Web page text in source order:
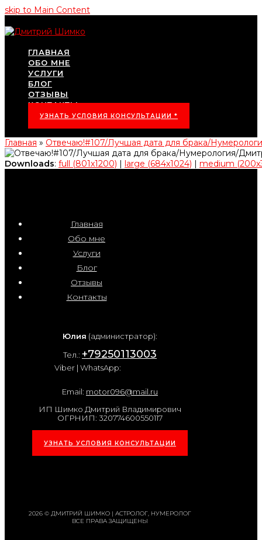
skip to Main Content
ГЛАВНАЯ
ОБО МНЕ
УСЛУГИ
БЛОГ
ОТЗЫВЫ
КОНТАКТЫ
УЗНАТЬ УСЛОВИЯ КОНСУЛЬТАЦИИ *
Главная » Отвечаю!#107/Лучшая дата для брака/
Downloads: full (801x1200) | large (684x1024) | medium
Главная
Обо мне
Услуги
Блог
Отзывы
Контакты
Юлия (администратор):
Тел.: +79250113003
Viber | WhatsApp:
Email: motor096@mail.ru
ИП Шимко Дмитрий Владимирович
ОГРНИП: 320774600550117
УЗНАТЬ УСЛОВИЯ КОНСУЛЬТАЦИИ
2026 © ДМИТРИЙ ШИМКО | АСТРОЛОГ, НУМЕРОЛОГ
ВСЕ ПРАВА ЗАЩИЩЕНЫ